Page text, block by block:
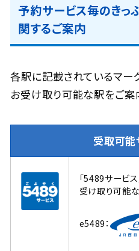
予約サービス毎のきっ
関するご案内
各駅に記載されているマー
お受け取り可能な駅をご案
受取可能
「5489サービ
受け取り可能
e5489：